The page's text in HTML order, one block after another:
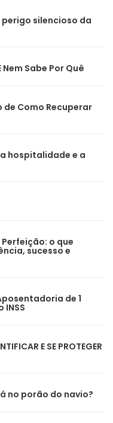
perigo silencioso da
Sabe Por Quê
Como Recuperar
hospitalidade e a
o que
sucesso e
de 1
E SE PROTEGER
no porão do navio?